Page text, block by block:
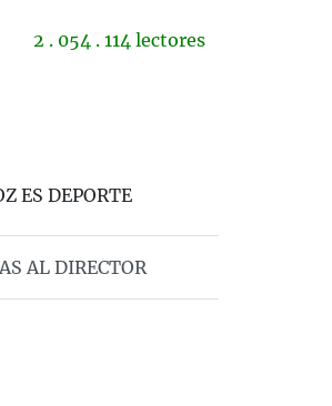
2 . 054 . 114 lectores
ES DEPORTE
AL DIRECTOR